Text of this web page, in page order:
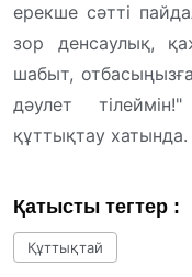
ерекше сəтті
зор денсаулық,
шабыт,
дəулет
құттықтау хатында.
Қатысты тегтер :
Құттықтай